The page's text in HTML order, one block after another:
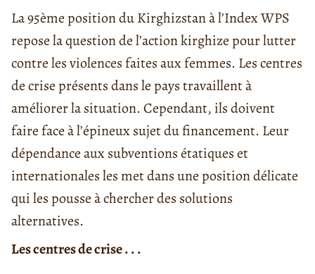
La 95ème position du Kirghizstan à l’Index WPS
repose la question de l’action kirghize pour lutter
contre les violences faites aux femmes. Les centres
de crise présents dans le pays travaillent à
améliorer la situation. Cependant, ils doivent
faire face à l’épineux sujet du financement. Leur
dépendance aux subventions étatiques et
internationales les met dans une position délicate
qui les pousse à chercher des solutions
alternatives.
Les centres de crise . . .